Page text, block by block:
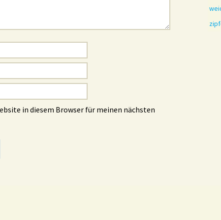
in diesem Browser für meinen nächsten